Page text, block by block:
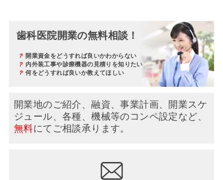
歯科医院開業の無料相談！
？開業資金をどうすれば良いかわからない
？ 内外装工事や診療機器の見積りを知りたい
？何をどうすれば良いか教えてほしい
開業地のご紹介、融資、事業計画、開業スケ
ジュール、 各種、機械等のコンペ設定など、
無料にてご相談承ります。